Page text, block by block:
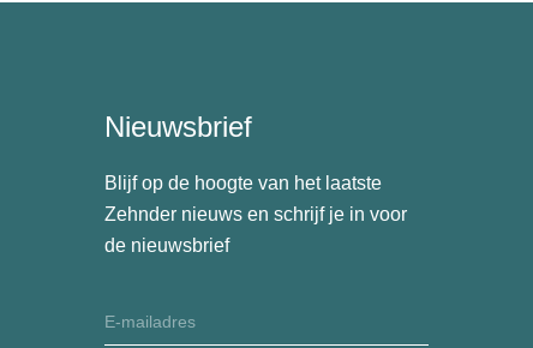
Nieuwsbrief
Blijf op de hoogte van het laatste
Zehnder nieuws en schrijf je in voor
de nieuwsbrief